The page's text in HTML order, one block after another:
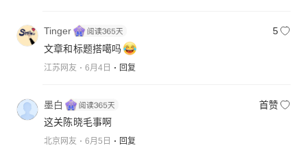
Tinger
5
文章和标题搭噶吗
江苏网友 6月4日 回复
墨白
首赞
这关陈晓毛事啊
北京网友 6月5日 回复